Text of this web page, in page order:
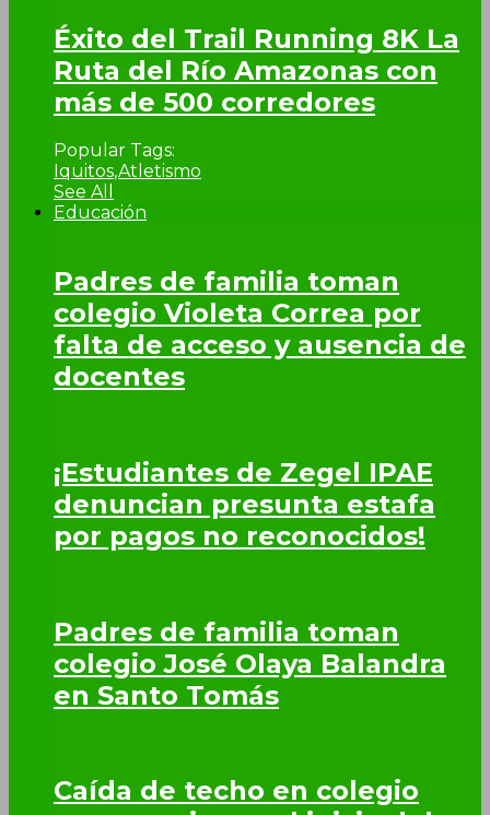
Éxito del Trail Running 8K La
Ruta del Río Amazonas con
más de 500 corredores
Popular Tags:
Iquitos,Atletismo
See All
Educación
Padres de familia toman
colegio Violeta Correa por
falta de acceso y ausencia de
docentes
¡Estudiantes de Zegel IPAE
denuncian presunta estafa
por pagos no reconocidos!
Padres de familia toman
colegio José Olaya Balandra
en Santo Tomás
Caída de techo en colegio